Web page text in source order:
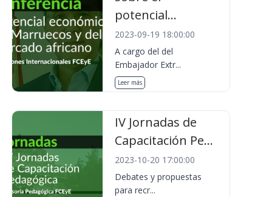
potencial...
2023-09-19 18:00:00
A cargo del del
Embajador Extr...
Leer más
IV Jornadas de
Capacitación Pe...
2023-10-20 17:00:00
Debates y propuestas
para recr...